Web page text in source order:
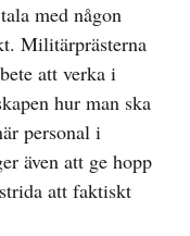
med någon
Militärprästerna
att verka i
hur man ska
personal i
även att ge hopp
att faktiskt